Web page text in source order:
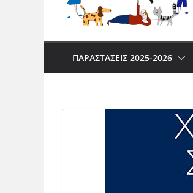
ΠΑΡΑΣΤΆΣΕΙΣ 2025-2026